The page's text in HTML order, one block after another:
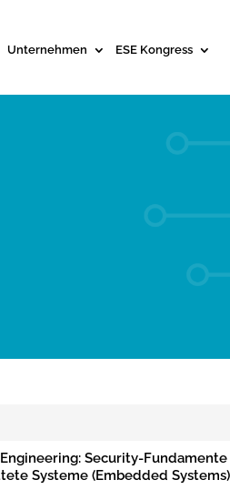
Unternehmen ESE Kongress
Security-
Systeme (Embedded Systems)